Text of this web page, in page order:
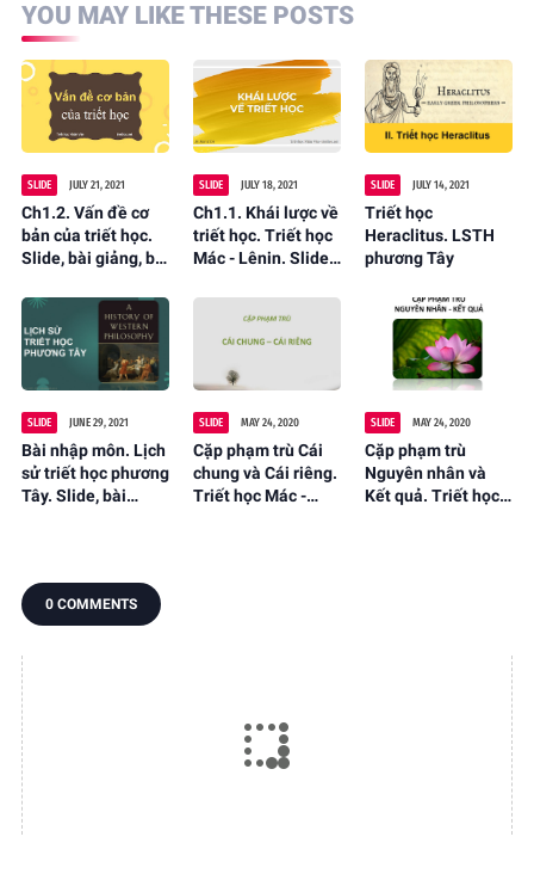
YOU MAY LIKE THESE POSTS
SLIDE JULY 21, 2021
Ch1.2. Vấn đề cơ
bản của triết học.
Slide, bài giảng, bài
SLIDE JULY 18, 2021
Ch1.1. Khái lược về
triết học. Triết học
Mác - Lênin. Slide,
SLIDE JULY 14, 2021
Triết học
Heraclitus. LSTH
phương Tây
SLIDE JUNE 29, 2021
Bài nhập môn. Lịch
sử triết học phương
Tây. Slide, bài
SLIDE MAY 24, 2020
Cặp phạm trù Cái
chung và Cái riêng.
Triết học Mác -
SLIDE MAY 24, 2020
Cặp phạm trù
Nguyên nhân và
Kết quả. Triết học
0 COMMENTS